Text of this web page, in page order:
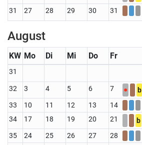
31 27 28 29 30 31
August
KW Mo Di Mi Do Fr
31
32 3 4 5 6 7 ● b
33 10 11 12 13 14
34
17 18 19 20 21 b
35 24 25 26 27 28